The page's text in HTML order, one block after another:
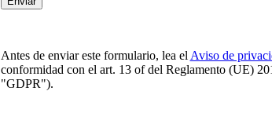
Antes de enviar este formulario, lea el Aviso de
conformidad con el art. 13 оf del Reglamento (UE)
"GDPR").